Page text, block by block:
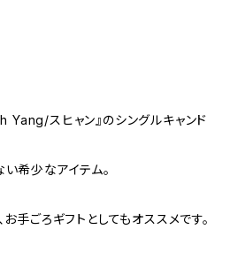
スヒャン』のシングルキャンド
希少なアイテム。
手ごろギフトとしてもオススメです。